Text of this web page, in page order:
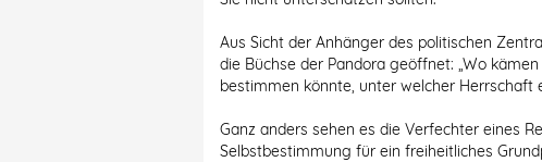
Aus Sicht der Anhänger des politischen
die Büchse der Pandora geöffnet: „Wo
bestimmen könnte, unter welcher Herrschaft
Ganz anders sehen es die Verfechter eines
Selbstbestimmung für ein freiheitliches